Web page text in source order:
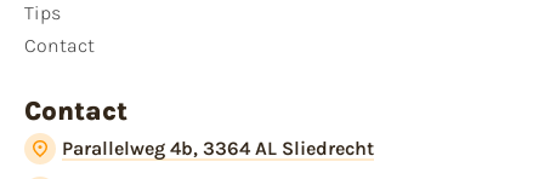
Tips
Contact
Contact
Parallelweg 4b, 3364 AL Sliedrecht